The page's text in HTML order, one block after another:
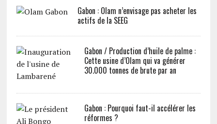
Gabon : Olam n’envisage pas acheter les
actifs de la SEEG
Gabon / Production d’huile de palme :
Cette usine d’Olam qui va générer
30.000 tonnes de brute par an
Gabon : Pourquoi faut-il accélérer les
réformes ?